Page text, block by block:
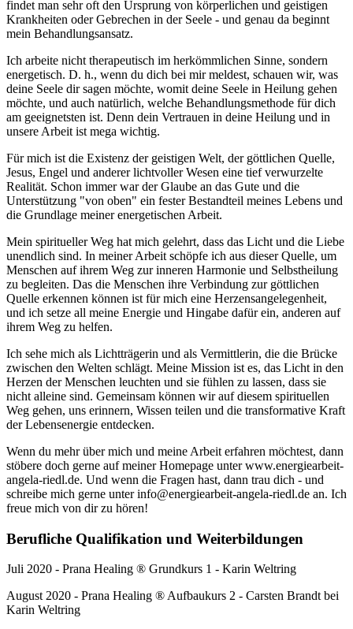
findet man sehr oft den Ursprung von körperlichen und geistigen
Krankheiten oder Gebrechen in der Seele - und genau da beginnt
mein Behandlungsansatz.
Ich arbeite nicht therapeutisch im herkömmlichen Sinne, sondern
energetisch. D. h., wenn du dich bei mir meldest, schauen wir, was
deine Seele dir sagen möchte, womit deine Seele in Heilung gehen
möchte, und auch natürlich, welche Behandlungsmethode für dich
am geeignetsten ist. Denn dein Vertrauen in deine Heilung und in
unsere Arbeit ist mega wichtig.
Für mich ist die Existenz der geistigen Welt, der göttlichen Quelle,
Jesus, Engel und anderer lichtvoller Wesen eine tief verwurzelte
Realität. Schon immer war der Glaube an das Gute und die
Unterstützung "von oben" ein fester Bestandteil meines Lebens und
die Grundlage meiner energetischen Arbeit.
Mein spiritueller Weg hat mich gelehrt, dass das Licht und die Liebe
unendlich sind. In meiner Arbeit schöpfe ich aus dieser Quelle, um
Menschen auf ihrem Weg zur inneren Harmonie und Selbstheilung
zu begleiten. Das die Menschen ihre Verbindung zur göttlichen
Quelle erkennen können ist für mich eine Herzensangelegenheit,
und ich setze all meine Energie und Hingabe dafür ein, anderen auf
ihrem Weg zu helfen.
Ich sehe mich als Lichtträgerin und als Vermittlerin, die die Brücke
zwischen den Welten schlägt. Meine Mission ist es, das Licht in den
Herzen der Menschen leuchten und sie fühlen zu lassen, dass sie
nicht alleine sind. Gemeinsam können wir auf diesem spirituellen
Weg gehen, uns erinnern, Wissen teilen und die transformative Kraft
der Lebensenergie entdecken.
Wenn du mehr über mich und meine Arbeit erfahren möchtest, dann
stöbere doch gerne auf meiner Homepage unter www.energiearbeit-
angela-riedl.de. Und wenn die Fragen hast, dann trau dich - und
schreibe mich gerne unter info@energiearbeit-angela-riedl.de an. Ich
freue mich von dir zu hören!
Berufliche Qualifikation und Weiterbildungen
Juli 2020 - Prana Healing ® Grundkurs 1 - Karin Weltring
August 2020 - Prana Healing ® Aufbaukurs 2 - Carsten Brandt bei
Karin Weltring